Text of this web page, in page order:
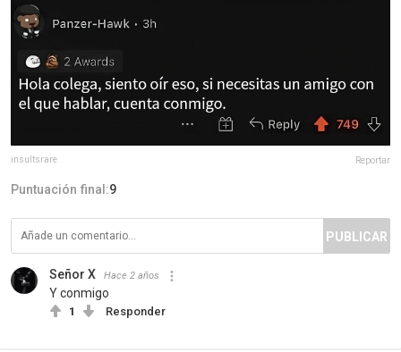
insultsrare Reportar
Puntuación final:9
PUBLICAR
Señor X Hace 2 años
Y conmigo
1 Responder